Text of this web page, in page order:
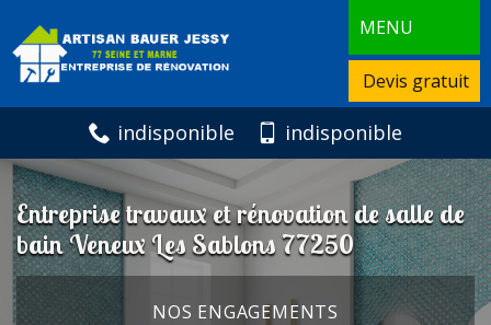
MENU
Devis gratuit
indisponible indisponible
Entreprise travaux et rénovation de salle de
bain Veneux Les Sablons 77250
NOS ENGAGEMENTS